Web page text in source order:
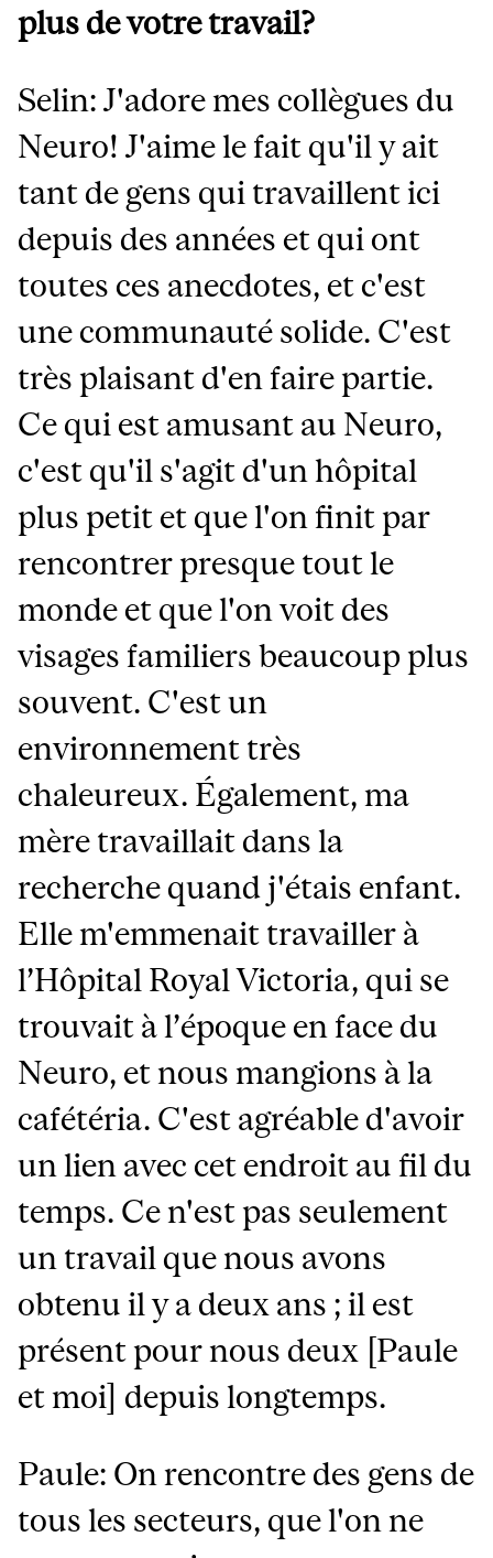
plus de votre travail?
Selin: J'adore mes collègues du
Neuro! J'aime le fait qu'il y ait
tant de gens qui travaillent ici
depuis des années et qui ont
toutes ces anecdotes, et c'est
une communauté solide. C'est
très plaisant d'en faire partie.
Ce qui est amusant au Neuro,
c'est qu'il s'agit d'un hôpital
plus petit et que l'on finit par
rencontrer presque tout le
monde et que l'on voit des
visages familiers beaucoup plus
souvent. C'est un
environnement très
chaleureux. Également, ma
mère travaillait dans la
recherche quand j'étais enfant.
Elle m'emmenait travailler à
l’Hôpital Royal Victoria, qui se
trouvait à l’époque en face du
Neuro, et nous mangions à la
cafétéria. C'est agréable d'avoir
un lien avec cet endroit au fil du
temps. Ce n'est pas seulement
un travail que nous avons
obtenu il y a deux ans ; il est
présent pour nous deux [Paule
et moi] depuis longtemps.
Paule: On rencontre des gens de
tous les secteurs, que l'on ne